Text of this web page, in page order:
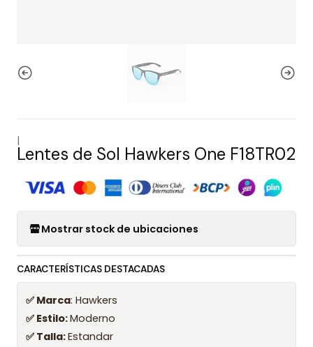
|
Lentes de Sol Hawkers One F18TR02
Mostrar stock de ubicaciones
CARACTERÍSTICAS DESTACADAS
✅ Marca: Hawkers
✅ Estilo:Moderno
✅ Talla:Estandar